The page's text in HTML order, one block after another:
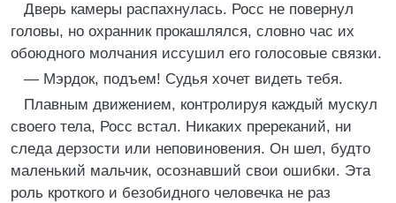
Дверь камеры распахнулась. Росс не повернул
головы, но охранник прокашлялся, словно час их
обоюдного молчания иссушил его голосовые связки.
— Мэрдок, подъем! Судья хочет видеть тебя.
Плавным движением, контролируя каждый мускул
своего тела, Росс встал. Никаких пререканий, ни
следа дерзости или неповиновения. Он шел, будто
маленький мальчик, осознавший свои ошибки. Эта
роль кроткого и безобидного человечка не раз